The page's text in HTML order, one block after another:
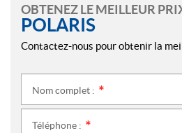
OBTENEZ LE MEILLEUR
POLARIS
Contactez-nous pour obtenir la
Nom complet :
Téléphone :